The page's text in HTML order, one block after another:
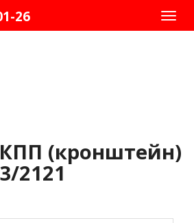
26
(кронштейн)
2121